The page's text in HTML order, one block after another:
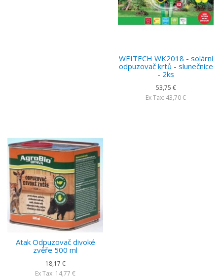
WEITECH WK2018 - solární
odpuzovač krtů - slunečnice
- 2ks
53,75 €
Ex Tax: 43,70 €
Atak Odpuzovač divoké
zvěře 500 ml
18,17 €
Ex Tax: 14,77 €